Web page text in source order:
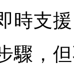
時支
驟，